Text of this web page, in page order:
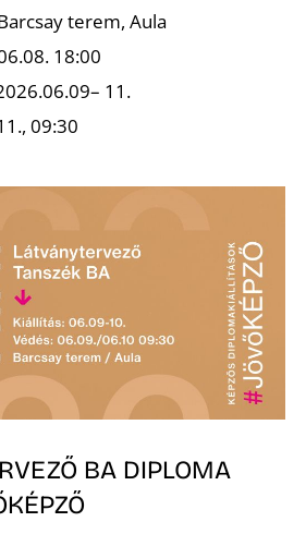
terem, Aula
18:00
11.
09:30
BA DIPLOMA